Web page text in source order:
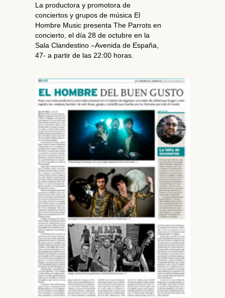
La productora y promotora de
conciertos y grupos de música El
Hombre Music presenta The Parrots en
concierto, el día 28 de octubre en la
Sala Clandestino –Avenida de España,
47- a partir de las 22:00 horas.